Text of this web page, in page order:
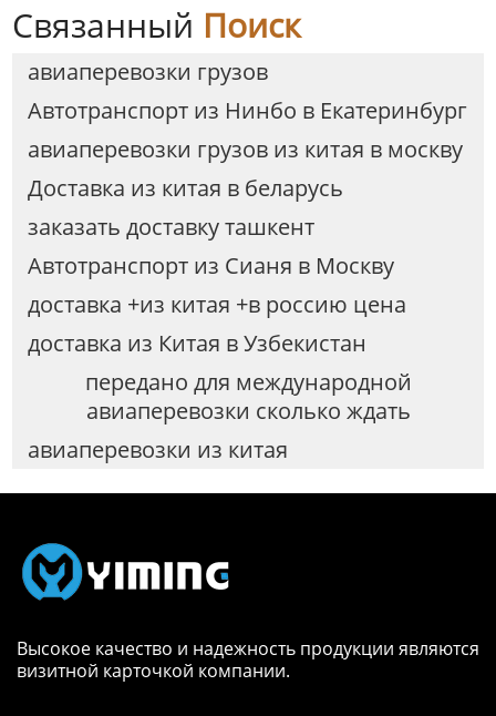
Связанный Поиск
авиаперевозки грузов
Автотранспорт из Нинбо в Екатеринбург
авиаперевозки грузов из китая в москву
Доставка из китая в беларусь
заказать доставку ташкент
Автотранспорт из Сианя в Москву
доставка +из китая +в россию цена
доставка из Китая в Узбекистан
передано для международной
авиаперевозки сколько ждать
авиаперевозки из китая
Высокое качество и надежность продукции являются
визитной карточкой компании.